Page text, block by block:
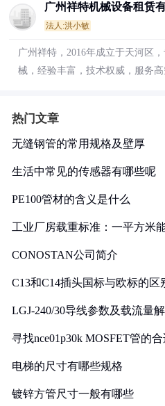
广州祥特机械设备租赁
法人:洪小敏
广州祥特，2016年成立于天河区
械，经验丰富，技术权威，服务高
热门文章
无缝钢管的常用规格及壁厚
生活中常见的传感器有哪些呢
PE100管材的含义是什么
工业厂房载重标准：一平方米
CONOSTAN公司简介
C13和C14插头国标与欧标的区
LGJ-240/30导线参数及载流量
寻找nce01p30k MOSFET管的
电梯的尺寸有哪些规格
镀锌方管尺寸一般有哪些